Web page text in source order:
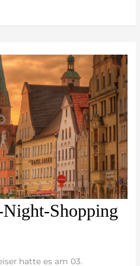
Shopping
hatte es am 03.